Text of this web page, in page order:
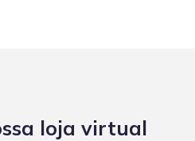
loja virtual